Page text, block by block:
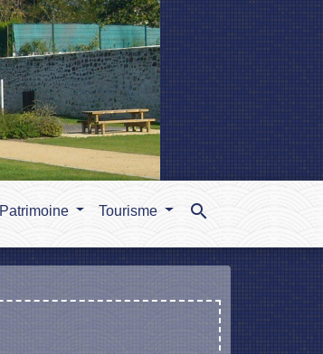
Patrimoine Tourisme search